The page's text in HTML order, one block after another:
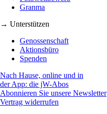
Granma
→ Unterstützen
Genossenschaft
Aktionsbüro
Spenden
Nach Hause, online und in
der App: die jW-Abos
Abonnieren Sie unsere Newsletter
Vertrag widerrufen